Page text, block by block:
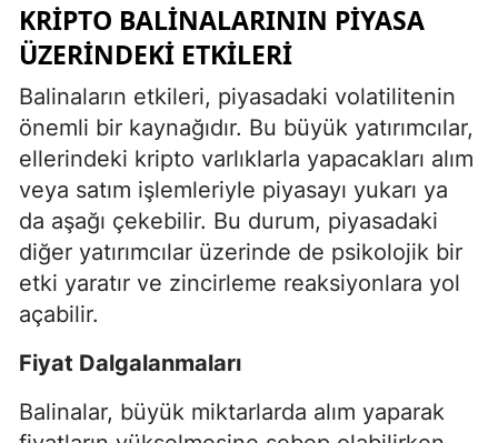
KRIPTO BALINALARININ PIYASA
ÜZERINDEKI ETKILERI
Balinaların etkileri, piyasadaki volatilitenin
önemli bir kaynağıdır. Bu büyük yatırımcılar,
ellerindeki kripto varlıklarla yapacakları alım
veya satım işlemleriyle piyasayı yukarı ya
da aşağı çekebilir. Bu durum, piyasadaki
diğer yatırımcılar üzerinde de psikolojik bir
etki yaratır ve zincirleme reaksiyonlara yol
açabilir.
Fiyat Dalgalanmaları
Balinalar, büyük miktarlarda alım yaparak